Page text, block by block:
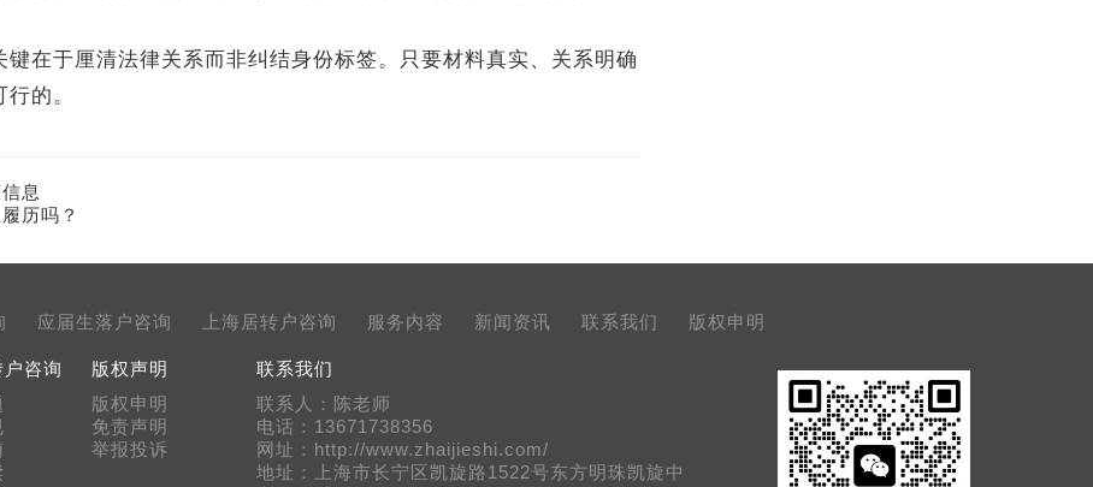
键在于厘清法律关系而非纠结身份标签。只要材料真实、关系明确
的。
息
历吗？
应届生落户咨询 上海居转户咨询 服务内容 新闻资讯 联系我们 版权申明
户咨询
版权声明
版权申明
免责声明
举报投诉
联系我们
联系人：陈老师
电话：13671738356
网址：http://www.zhaijieshi.com/
地址：上海市长宁区凯旋路1522号东方明珠凯旋中